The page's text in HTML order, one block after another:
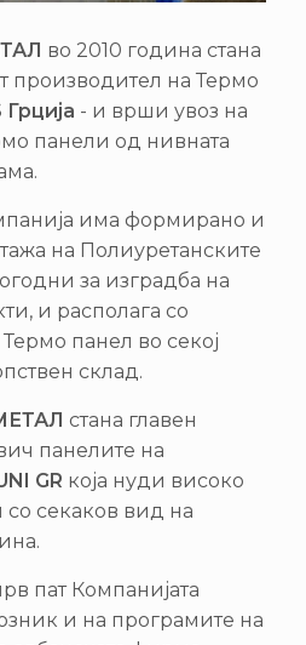
во 2010 година стана
производител на Термо
Грција - и врши увоз на
панели од нивната
има формирано и
на Полиуретанските
за изградба на
и располага со
панел во секој
склад.
стана главен
панелите на
GR која нуди високо
секаков вид на
пат Компанијата
и на програмите на